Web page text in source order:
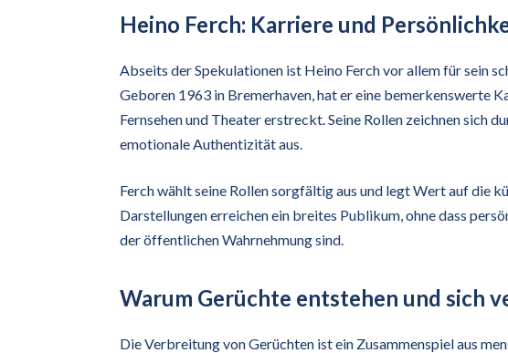
Heino Ferch: Karriere und
Abseits der Spekulationen ist Heino Ferch vor allem für sein
Geboren 1963 in Bremerhaven, hat er eine bemerkenswerte
Fernsehen und Theater erstreckt. Seine Rollen zeichnen sich
emotionale Authentizität aus.
Ferch wählt seine Rollen sorgfältig aus und legt Wert auf die
Darstellungen erreichen ein breites Publikum, ohne dass
der öffentlichen Wahrnehmung sind.
Warum Gerüchte entstehen und sich
Die Verbreitung von Gerüchten ist ein Zusammenspiel aus